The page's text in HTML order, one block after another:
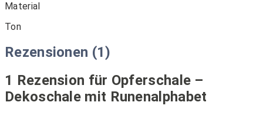
Material
Ton
Rezensionen (1)
1 Rezension für Opferschale –
Dekoschale mit Runenalphabet